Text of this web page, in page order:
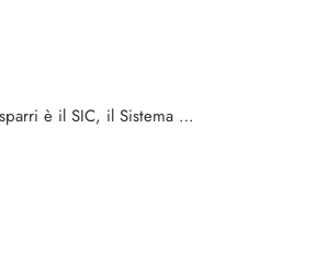
è il SIC, il Sistema …